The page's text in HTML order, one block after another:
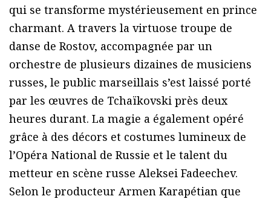
qui se transforme mystérieusement en prince
charmant. A travers la virtuose troupe de
danse de Rostov, accompagnée par un
orchestre de plusieurs dizaines de musiciens
russes, le public marseillais s’est laissé porté
par les œuvres de Tchaïkovski près deux
heures durant. La magie a également opéré
grâce à des décors et costumes lumineux de
l’Opéra National de Russie et le talent du
metteur en scène russe Aleksei Fadeechev.
Selon le producteur Armen Karapétian que